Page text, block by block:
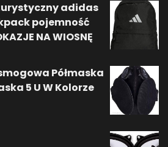
adidas
pojemność
NA WIOSNĘ
Półmaska
5 U W Kolorze